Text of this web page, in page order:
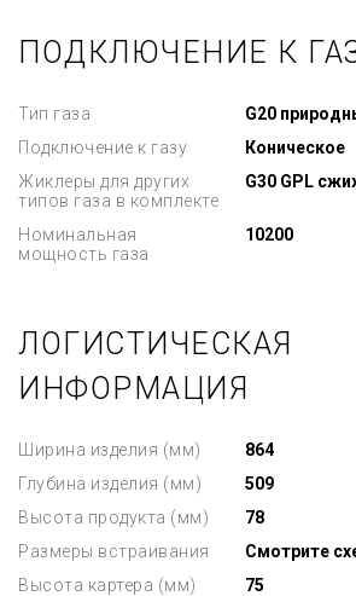
ПОДКЛЮЧЕНИЕ К
Тип газа
G20
Подключение к газу
Коническое
Жиклеры для других
типов газа в комплекте
G30 GPL
Номинальная
мощность газа
10200
ЛОГИСТИЧЕСКАЯ
ИНФОРМАЦИЯ
Ширина изделия (мм)
864
Глубина изделия (мм)
509
Высота продукта (мм)
78
Размеры встраивания
Смотрите
Высота картера (мм)
75